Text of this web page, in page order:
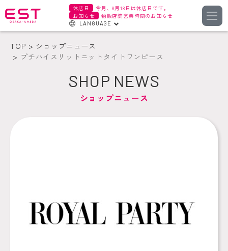
休店日
今月、8月18日は休店日です。
お知らせ
物販店舗営業時間のお知らせ
LANGUAGE
한국어
TOP
ショップニュース
プチハイスリットニットタイトワンピース
SHOP NEWS
ショップニュース